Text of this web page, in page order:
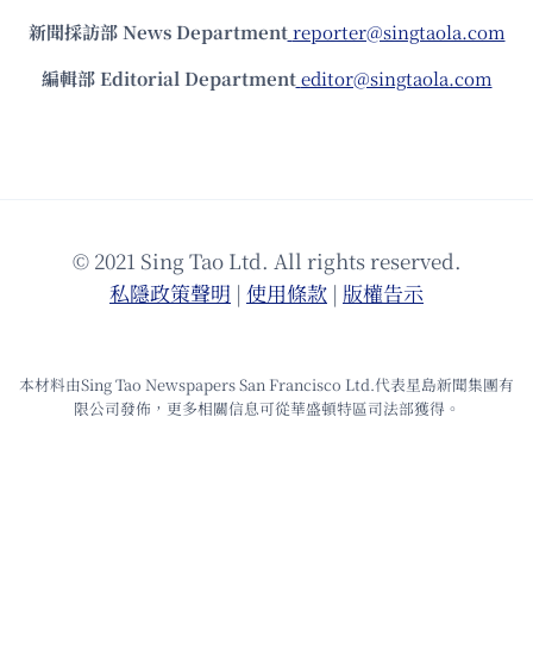
新聞採訪部 News Department reporter@singtaola.com
編輯部 Editorial Department editor@singtaola.com
© 2021 Sing Tao Ltd. All rights reserved.
私隱政策聲明 | 使⽤條款 | 版權告⽰
本材料由Sing Tao Newspapers San Francisco Ltd.代表星島新聞集團有
限公司發佈，更多相關信息可從華盛頓特區司法部獲得。